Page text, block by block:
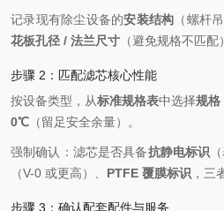
记录现有除尘设备的安装结构 （螺杆
花板孔径 / 法兰尺寸 （避免规格不匹配
步骤 2：匹配滤芯核心性能
按设备类型，从标准规格表中选择规格
0℃ （留足安全余量）。
强制确认：滤芯是否具备抗静电标识
（V-0 或更高）、 PTFE 覆膜标识 ，三
步骤 3：确认配套配件与服务